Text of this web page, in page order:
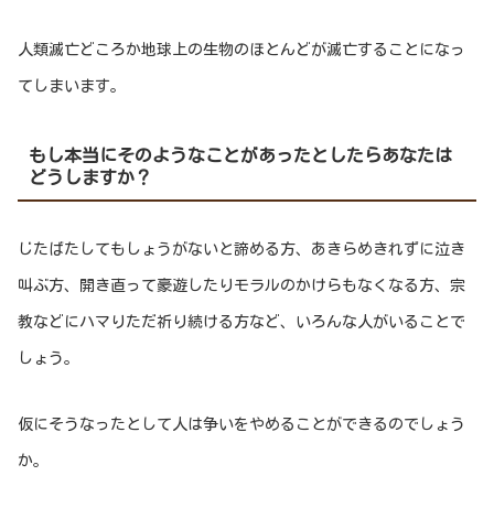
人類滅亡どころか地球上の生物のほとんどが滅亡することになっ
てしまいます。
もし本当にそのようなことがあったとしたらあなたは
どうしますか？
じたばたしてもしょうがないと諦める方、あきらめきれずに泣き
叫ぶ方、開き直って豪遊したりモラルのかけらもなくなる方、宗
教などにハマりただ祈り続ける方など、いろんな人がいることで
しょう。
仮にそうなったとして人は争いをやめることができるのでしょう
か。